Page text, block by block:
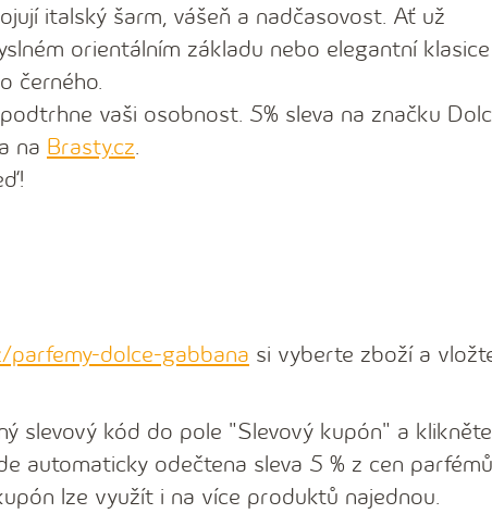
italský šarm, vášeň a nadčasovost. Ať už
orientálním základu nebo elegantní klasice
černého.
vaši osobnost. 5% sleva na značku
na Brasty.cz.
parfemy-dolce-gabbana si vyberte zboží a
slevový kód do pole "Slevový kupón" a klikněte
automaticky odečtena sleva 5 % z cen parfémů
lze využít i na více produktů najednou.